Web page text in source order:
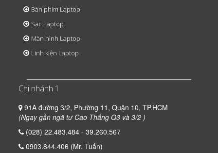
Bàn phím Laptop
Sạc Laptop
Màn hình Laptop
Linh kiện Laptop
Chi nhánh 1
91A đường 3/2, Phường 11, Quận 10, TP.HCM
(Ngay gần ngã tư Cao Thắng Q3 và 3/2 )
(028) 22.483.484 - 39.260.567
0903.844.406 (Mr. Tuấn)